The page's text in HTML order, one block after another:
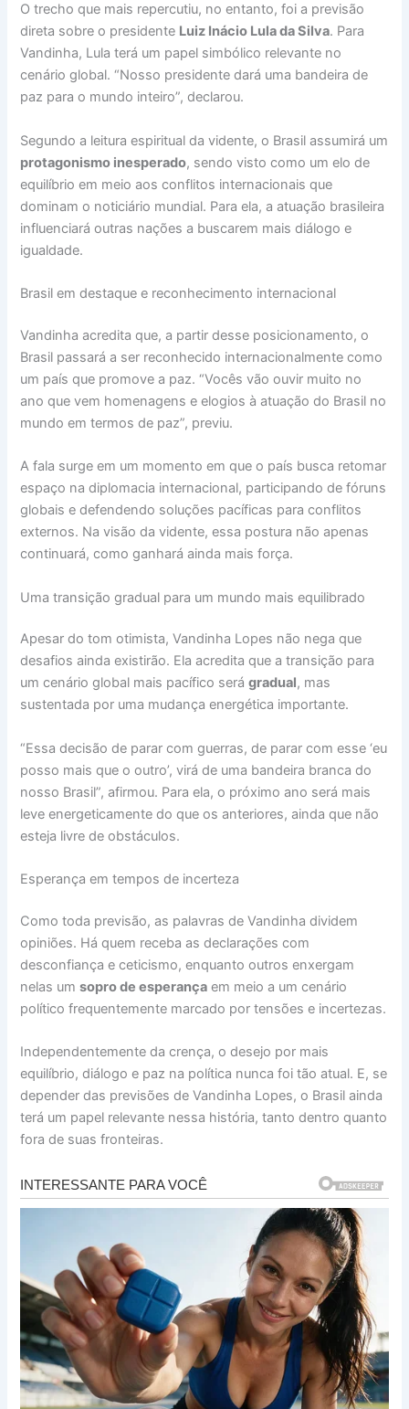
O trecho que mais repercutiu, no entanto, foi a previsão
direta sobre o presidente Luiz Inácio Lula da Silva. Para
Vandinha, Lula terá um papel simbólico relevante no
cenário global. “Nosso presidente dará uma bandeira de
paz para o mundo inteiro”, declarou.
Segundo a leitura espiritual da vidente, o Brasil assumirá um
protagonismo inesperado, sendo visto como um elo de
equilíbrio em meio aos conflitos internacionais que
dominam o noticiário mundial. Para ela, a atuação brasileira
influenciará outras nações a buscarem mais diálogo e
igualdade.
Brasil em destaque e reconhecimento internacional
Vandinha acredita que, a partir desse posicionamento, o
Brasil passará a ser reconhecido internacionalmente como
um país que promove a paz. “Vocês vão ouvir muito no
ano que vem homenagens e elogios à atuação do Brasil no
mundo em termos de paz”, previu.
A fala surge em um momento em que o país busca retomar
espaço na diplomacia internacional, participando de fóruns
globais e defendendo soluções pacíficas para conflitos
externos. Na visão da vidente, essa postura não apenas
continuará, como ganhará ainda mais força.
Uma transição gradual para um mundo mais equilibrado
Apesar do tom otimista, Vandinha Lopes não nega que
desafios ainda existirão. Ela acredita que a transição para
um cenário global mais pacífico serágradual, mas
sustentada por uma mudança energética importante.
“Essa decisão de parar com guerras, de parar com esse ‘eu
posso mais que o outro’, virá de uma bandeira branca do
nosso Brasil”, afirmou. Para ela, o próximo ano será mais
leve energeticamente do que os anteriores, ainda que não
esteja livre de obstáculos.
Esperança em tempos de incerteza
Como toda previsão, as palavras de Vandinha dividem
opiniões. Há quem receba as declarações com
desconfiança e ceticismo, enquanto outros enxergam
nelas umsopro de esperança em meio a um cenário
político frequentemente marcado por tensões e incertezas.
Independentemente da crença, o desejo por mais
equilíbrio, diálogo e paz na política nunca foi tão atual. E, se
depender das previsões de Vandinha Lopes, o Brasil ainda
terá um papel relevante nessa história, tanto dentro quanto
fora de suas fronteiras.